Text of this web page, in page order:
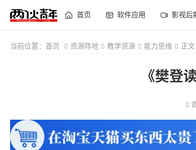
首页 软件应用 影视后
当前位置： 首页 资源阵地 教学资源 能力思维 正文
《樊登